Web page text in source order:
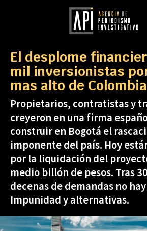
El desplome
mil inversionistas
mas alto de Colombia
Propietarios, contratistas y
creyeron en una firma
construir en Bogotá el
imponente del país. Hoy
por la liquidación del
medio billón de pesos. Tras
decenas de demandas no
Impunidad y alternativas.